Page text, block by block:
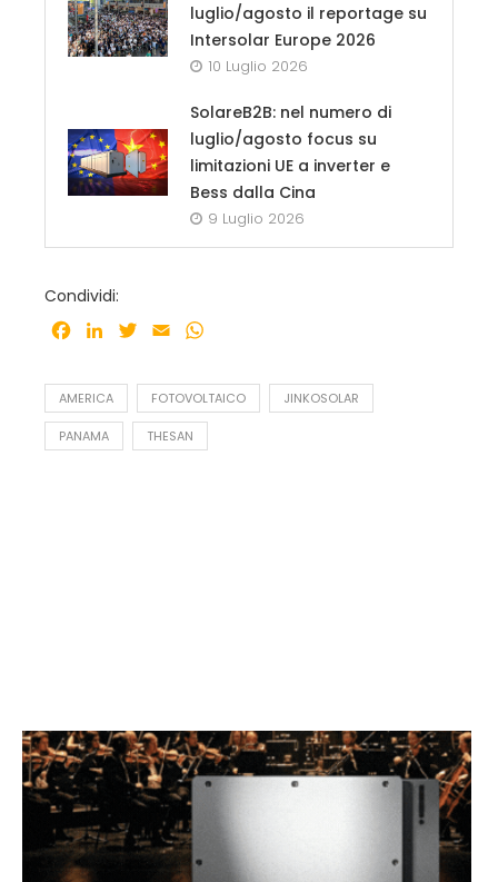
luglio/agosto il reportage su
Intersolar Europe 2026
10 Luglio 2026
SolareB2B: nel numero di
luglio/agosto focus su
limitazioni UE a inverter e
Bess dalla Cina
9 Luglio 2026
Condividi:
Facebook
LinkedInTwitter
Email
AMERICA FOTOVOLTAICO JINKOSOLAR
PANAMA THESAN